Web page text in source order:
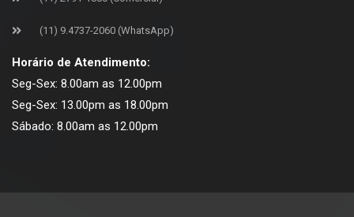
(11) 9.4737-2060 (WhatsApp)
Horário de Atendimento:
Seg-Sex: 8.00am as 12.00pm
Seg-Sex: 13.00pm as 18.00pm
Sábado: 8.00am as 12.00pm